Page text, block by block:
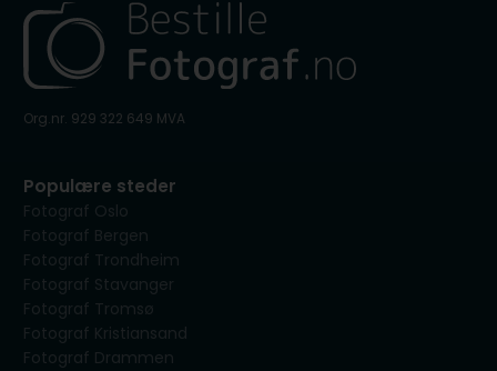
Org.nr. 929 322 649 MVA
Populære steder
Fotograf Oslo
Fotograf Bergen
Fotograf Trondheim
Fotograf Stavanger
Fotograf Tromsø
Fotograf Kristiansand
Fotograf Drammen